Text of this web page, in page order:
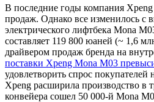
В последние годы компания Xpeng
продаж. Однако все изменилось с
электрического лифтбека Mona
составляет 119 800 юаней (~ 1,6
драйвером продаж бренда на
поставки Xpeng Mona M03
удовлетворить спрос покупателей
Xpeng расширила производство в
конвейера сошел 50 000-й Mona